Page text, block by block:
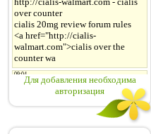
Для добавления необходима
авторизация